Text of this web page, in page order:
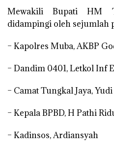
Mewakili Bupati HM
didampingi oleh sejumlah
– Kapolres Muba, AKBP
– Dandim 0401, Letkol Inf
– Camat Tungkal Jaya,
– Kepala BPBD, H Pathi
– Kadinsos, Ardiansyah